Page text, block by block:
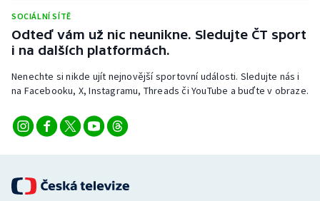
Ostatní
SOCIÁLNÍ SÍTĚ
Odteď vám už nic neunikne. Sledujte ČT sport
i na dalších platformách.
Nenechte si nikde ujít nejnovější sportovní události. Sledujte nás i
na Facebooku, X, Instagramu, Threads či YouTube a buďte v obraze.